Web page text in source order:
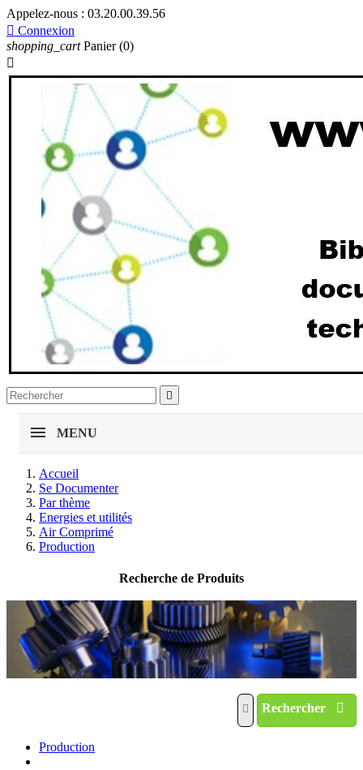
Appelez-nous : 03.20.00.39.56
 Connexion
shopping_cart Panier (0)


MENU
Accueil
Se Documenter
Par thème
Energies et utilités
Air Comprimé
Production
Recherche de Produits
Rechercher
Production